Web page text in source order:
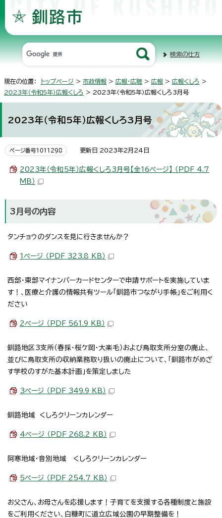
検索の仕方
現在の位置： トップページ > 市政情報 > 広報・広聴 > 広報 > 広報くしろ >
2023年（令和5年）広報くしろ > 2023年（令和5年）広報くしろ3月号
2023年（令和5年）広報くしろ3月号
ページ番号1011298 更新日 2023年2月24日
2023年（令和5年）広報くしろ3月号【全16ページ】 （PDF 4.7
MB）
3月号の内容
タンチョウのダンスを見に行きませんか？
1ページ （PDF 323.8 KB）
西部・東部マイナンバーカードセンターで申請サポートを実施していま
す！、医療と介護の情報共有ツール「釧路市つながり手帳」をご利用く
ださい
2ページ （PDF 561.9 KB）
釧路地区3支所（春採・桜ケ岡・大楽毛）および鳥取支所分室の廃止、
並びに鳥取支所の収納業務取り扱いの廃止について、「釧路市がめざ
す学校のすがた基本計画」を策定しました
3ページ （PDF 349.9 KB）
釧路地域 くしろクリーンカレンダー
4ページ （PDF 268.2 KB）
阿寒地域・音別地域 くしろクリーンカレンダー
5ページ （PDF 254.7 KB）
お父さん、お母さんを応援します！子育てを支援する各種制度と施設
をご利用ください、白糠町に道立広域公園の早期整備を！